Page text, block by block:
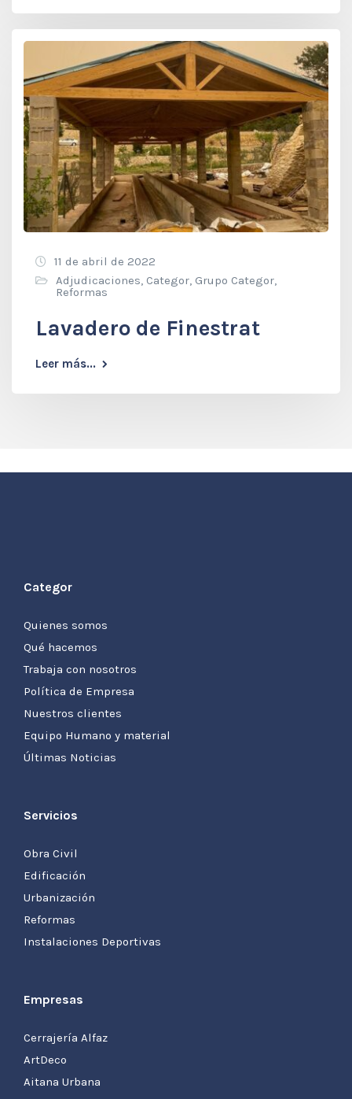
11 de abril de 2022
Adjudicaciones, Categor, Grupo Categor,
Reformas
Lavadero de Finestrat
Leer más...
Categor
Quienes somos
Qué hacemos
Trabaja con nosotros
Política de Empresa
Nuestros clientes
Equipo Humano y material
Últimas Noticias
Servicios
Obra Civil
Edificación
Urbanización
Reformas
Instalaciones Deportivas
Empresas
Cerrajería Alfaz
ArtDeco
Aitana Urbana